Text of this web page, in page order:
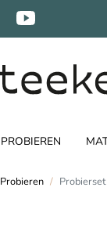
PROBIEREN
Probieren